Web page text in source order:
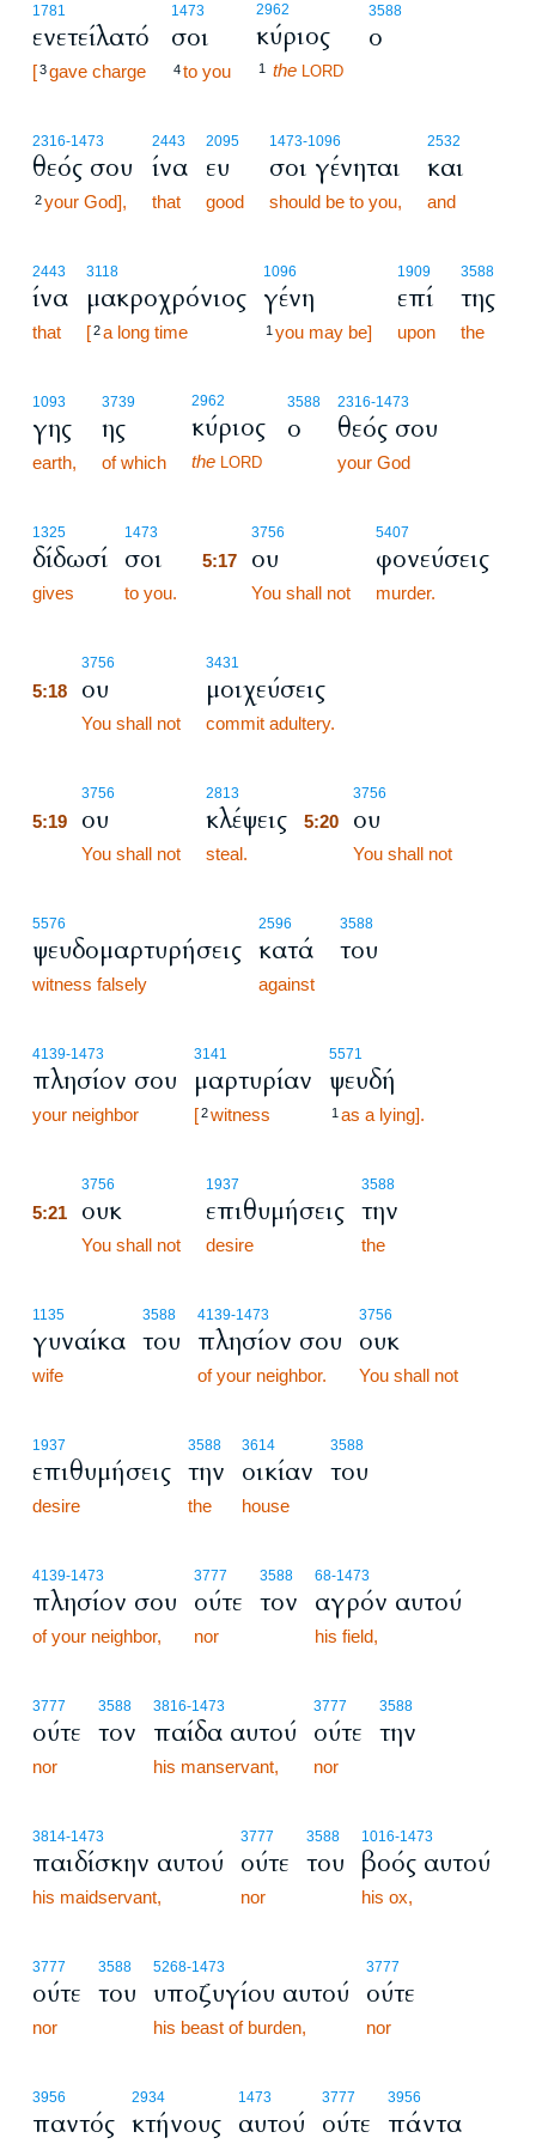
1781
ενετείλατό
[3gave charge
1473
σοι
4to you
2962
κύριος
1 the LORD
3588
ο
2316-1473
θεός σου
2your God],
2443
ίνα
that
2095
ευ
good
1473-1096
σοι γένηται
should be to you,
2532
και
and
2443
ίνα
that
3118
μακροχρόνιος
[2a long time
1096
γένη
1 you may be]
1909
επί
upon
3588
της
the
1093
γης
earth,
3739
ης
of which
2962
κύριος
the LORD
3588
ο
2316-1473
θεός σου
your God
1325
δίδωσί
gives
1473
σοι
to you.
3756
5:17 ου
You shall not
5407
φονεύσεις
murder.
3756
5:18 ου
You shall not
3431
μοιχεύσεις
commit adultery.
3756
5:19 ου
You shall not
2813
κλέψεις
steal.
3756
5:20 ου
You shall not
5576
ψευδομαρτυρήσεις
witness falsely
2596
κατά
against
3588
του
4139-1473
πλησίον σου
your neighbor
3141
μαρτυρίαν
[2witness
5571
ψευδή
1 as a lying].
3756
5:21 ουκ
You shall not
1937
επιθυμήσεις
desire
3588
την
the
1135
γυναίκα
wife
3588
του
4139-1473
πλησίον σου
of your neighbor.
3756
ουκ
You shall not
1937
επιθυμήσεις
desire
3588
την
the
3614
οικίαν
house
3588
του
4139-1473
πλησίον σου
of your neighbor,
3777
ούτε
nor
3588
τον
68-1473
αγρόν αυτού
his field,
3777
ούτε
nor
3588
τον
3816-1473
παίδα αυτού
his manservant,
3777
ούτε
nor
3588
την
3814-1473
παιδίσκην αυτού
his maidservant,
3777
ούτε
nor
3588
του
1016-1473
βοός αυτού
his ox,
3777
ούτε
nor
3588
του
5268-1473
υποζυγίου αυτού
his beast of burden,
3777
ούτε
nor
3956
παντός
2934
κτήνους
1473
αυτού
3777
ούτε
3956
πάντα